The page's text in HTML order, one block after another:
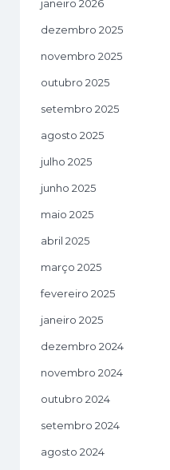
janeiro 2026
dezembro 2025
novembro 2025
outubro 2025
setembro 2025
agosto 2025
julho 2025
junho 2025
maio 2025
abril 2025
março 2025
fevereiro 2025
janeiro 2025
dezembro 2024
novembro 2024
outubro 2024
setembro 2024
agosto 2024